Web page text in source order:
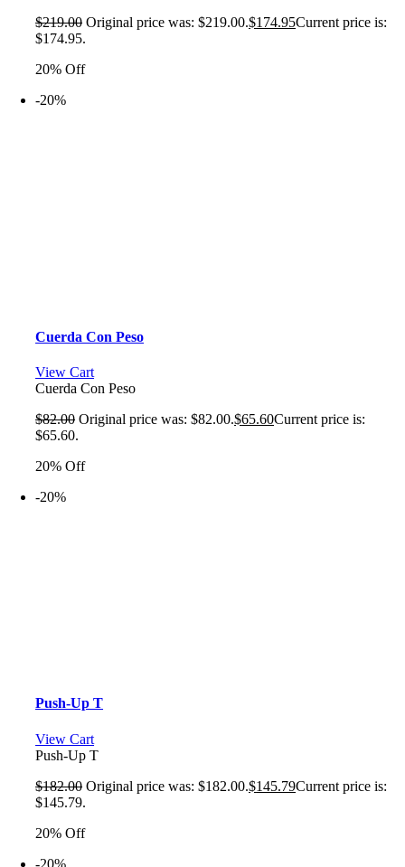
$219.00 Original price was: $219.00.$174.95Current price is:
$174.95.
20% Off
-20%
Cuerda Con Peso
View Cart
Cuerda Con Peso
$82.00 Original price was: $82.00.$65.60Current price is:
$65.60.
20% Off
-20%
Push-Up T
View Cart
Push-Up T
$182.00 Original price was: $182.00.$145.79Current price is:
$145.79.
20% Off
-20%